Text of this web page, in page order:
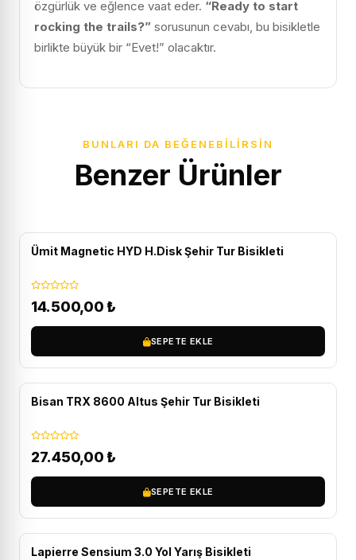
özgürlük ve eğlence vaat eder. “Ready to start
rocking the trails?” sorusunun cevabı, bu bisikletle
birlikte büyük bir “Evet!” olacaktır.
BUNLARI DA BEĞENEBILIRSIN
Benzer Ürünler
Ümit Magnetic HYD H.Disk Şehir Tur Bisikleti
14.500,00 ₺
SEPETE EKLE
Bisan TRX 8600 Altus Şehir Tur Bisikleti
27.450,00 ₺
SEPETE EKLE
Lapierre Sensium 3.0 Yol Yarış Bisikleti